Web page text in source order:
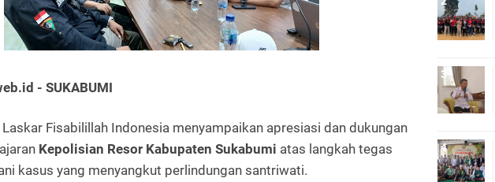
- SUKABUMI
Fisabilillah Indonesia menyampaikan apresiasi dan dukungan
Kepolisian Resor Kabupaten Sukabumi atas langkah tegas
kasus yang menyangkut perlindungan santriwati.